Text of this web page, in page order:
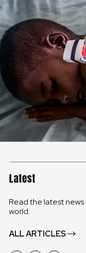
Latest
Read the latest
world.
ALL ARTICLES